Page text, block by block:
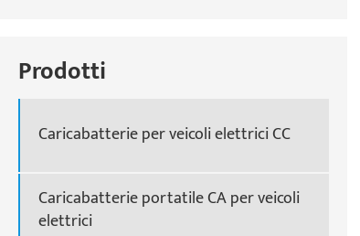
Prodotti
Caricabatterie per veicoli elettrici CC
Caricabatterie portatile CA per veicoli
elettrici